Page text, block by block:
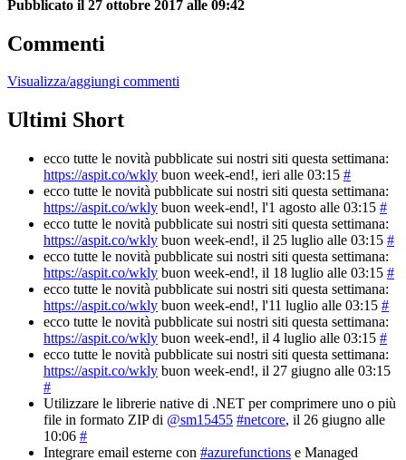
Pubblicato il 27 ottobre 2017 alle 09:42
Commenti
Visualizza/aggiungi commenti
Ultimi Short
ecco tutte le novità pubblicate sui nostri siti questa settimana:
https://aspit.co/wkly buon week-end!, ieri alle 03:15 #
ecco tutte le novità pubblicate sui nostri siti questa settimana:
https://aspit.co/wkly buon week-end!, l'1 agosto alle 03:15 #
ecco tutte le novità pubblicate sui nostri siti questa settimana:
https://aspit.co/wkly buon week-end!, il 25 luglio alle 03:15 #
ecco tutte le novità pubblicate sui nostri siti questa settimana:
https://aspit.co/wkly buon week-end!, il 18 luglio alle 03:15 #
ecco tutte le novità pubblicate sui nostri siti questa settimana:
https://aspit.co/wkly buon week-end!, l'11 luglio alle 03:15 #
ecco tutte le novità pubblicate sui nostri siti questa settimana:
https://aspit.co/wkly buon week-end!, il 4 luglio alle 03:15 #
ecco tutte le novità pubblicate sui nostri siti questa settimana:
https://aspit.co/wkly buon week-end!, il 27 giugno alle 03:15
#
Utilizzare le librerie native di .NET per comprimere uno o più
file in formato ZIP di @sm15455 #netcore, il 26 giugno alle
10:06 #
Integrare email esterne con #azurefunctions e Managed